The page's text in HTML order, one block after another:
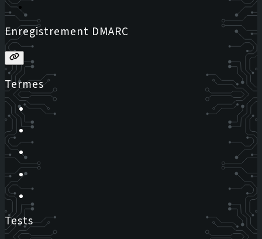
Enregistrement DMARC
Termes
Tests